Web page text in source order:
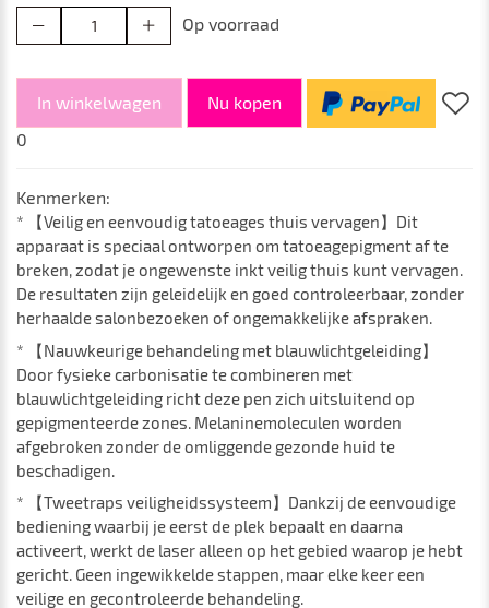
Op voorraad
In winkelwagen
Nu kopen
0
Kenmerken:
* 【Veilig en eenvoudig tatoeages thuis vervagen】Dit
apparaat is speciaal ontworpen om tatoeagepigment af te
breken, zodat je ongewenste inkt veilig thuis kunt vervagen.
De resultaten zijn geleidelijk en goed controleerbaar, zonder
herhaalde salonbezoeken of ongemakkelijke afspraken.
* 【Nauwkeurige behandeling met blauwlichtgeleiding】
Door fysieke carbonisatie te combineren met
blauwlichtgeleiding richt deze pen zich uitsluitend op
gepigmenteerde zones. Melaninemoleculen worden
afgebroken zonder de omliggende gezonde huid te
beschadigen.
* 【Tweetraps veiligheidssysteem】Dankzij de eenvoudige
bediening waarbij je eerst de plek bepaalt en daarna
activeert, werkt de laser alleen op het gebied waarop je hebt
gericht. Geen ingewikkelde stappen, maar elke keer een
veilige en gecontroleerde behandeling.